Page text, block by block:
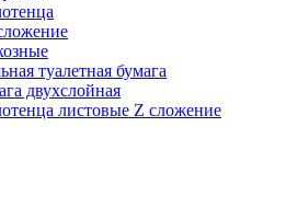
туалетная бумага
двухслойная
листовые Z сложение